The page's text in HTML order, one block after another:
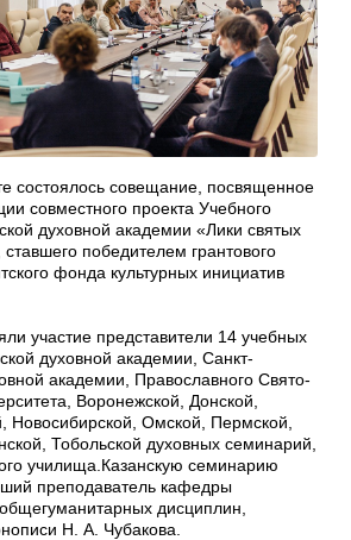
состоялось совещание, посвященное
совместного проекта Учебного
духовной академии «Лики святых
ставшего победителем грантового
фонда культурных инициатив
участие представители 14 учебных
духовной академии, Санкт-
академии, Православного Свято-
Воронежской, Донской,
Новосибирской, Омской, Пермской,
Тобольской духовных семинарий,
училища.Казанскую семинарию
преподаватель кафедры
дисциплин,
Н. А. Чубакова.